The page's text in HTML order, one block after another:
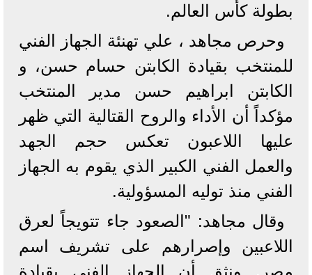
بطولة كأس العالم.
وحرص مجاهد ، علي تهنئة الجهاز الفني
للمنتخب بقيادة الكابتن حسام حسن، و
الكابتن ابراهيم حسن مدير المنتخب
مؤكداً أن الأداء والروح القتالية التي ظهر
عليها اللاعبون تعكس حجم الجهد
والعمل الفني الكبير الذي يقوم به الجهاز
الفني منذ توليه المسؤولية.
وقال مجاهد: "الصعود جاء تتويجاً لعرق
اللاعبين وإصرارهم على تشريف اسم
مصر. ونثق أن الجهاز الفني بقيادة